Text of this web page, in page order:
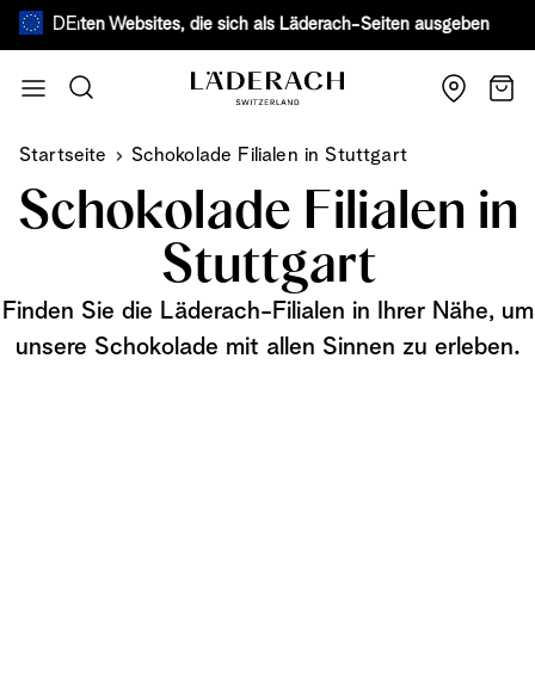
DE Websites, die sich als Läderach-Seiten ausgeben.Mehr
Suche
Startseite Schokolade Filialen in Stuttgart
Schokolade Filialen in
Stuttgart
Finden Sie die Läderach-Filialen in Ihrer Nähe, um
unsere Schokolade mit allen Sinnen zu erleben.